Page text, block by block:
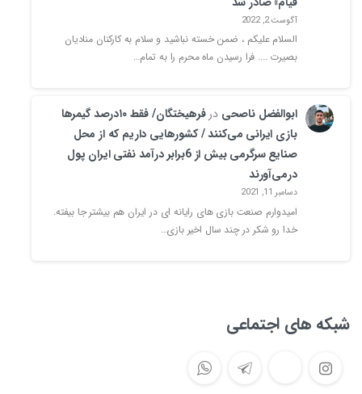
آگوست 2, 2022
السلام علیکم ، ضمن خسته نباشید و سلام به کارکنان منادیان
بصیرت .... فرا رسیدن ماه محرم را به تمام…
ابوالفضل ناصحی در
فرهیختگان/ فقط ۱۰درصد گیمرها
بازی ایرانی می‌کنند / کشورهایی داریم که از محل
صنایع سرگرمی بیش از 6برابر درآمد نفتی ایران پول
درمی‌آورند
دسامبر 11, 2021
امیدوارم صنعت بازی های رایانه ای در ایران هم بیشتر جا بیفته.
خدا رو شکر در چند سال اخیر بازی…
شبکه های اجتماعی